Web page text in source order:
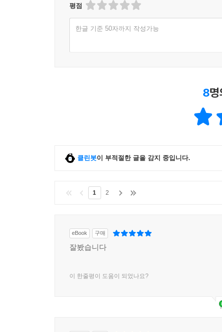
평점
한글 기준 50자까지 작성가능
8
클린봇이 부적절한 글을 감지 중입니다.
1 2
eBook 구매
잘봤습니다
이 한줄평이 도움이 되었나요?